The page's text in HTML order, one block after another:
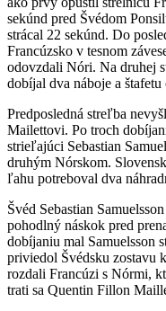
sekúnd pred Švédom
strácal 22 sekúnd. Do
Francúzsko v tesnom
odovzdali Nóri. Na druhej
dobíjal dva náboje a
Predposledná streľba
Mailettovi. Po troch
strieľajúci Sebastian
druhým Nórskom.
ľahu potreboval dva
Švéd Sebastian
pohodlný náskok pred
dobíjaniu mal Samuelsson
priviedol Švédsku zostavu
rozdali Francúzi s Nórmi,
trati sa Quentin Fillon